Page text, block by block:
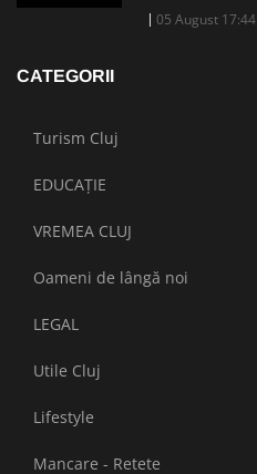
05 August 17:44
CATEGORII
Turism Cluj
EDUCAȚIE
VREMEA CLUJ
Oameni de lângă noi
LEGAL
Utile Cluj
Lifestyle
Mancare - Retete